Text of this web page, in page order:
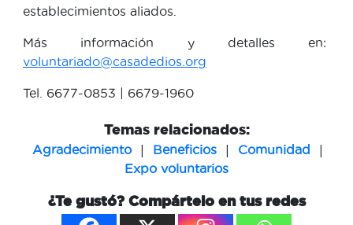
establecimientos aliados.
Más información y detalles en:
voluntariado@casadedios.org
Tel. 6677-0853 | 6679-1960
Temas relacionados:
Agradecimiento | Beneficios | Comunidad |
Expo voluntarios
¿Te gustó? Compártelo en tus redes